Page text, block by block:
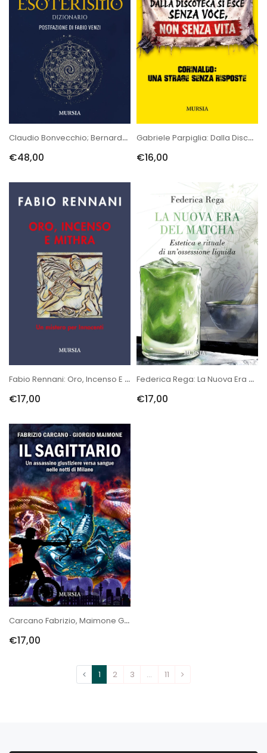
Claudio Bonvecchio; Bernardo Nante: Le Parole Dell’Esoterismo. Dizi...
€48,00
Gabriele Parpiglia: Dalla Discoteca Si Esce Senza Voce, Non Senza V...
€16,00
Fabio Rennani: Oro, Incenso E Mithra. Un Mistero Per Innocenti
€17,00
Federica Rega: La Nuova Era Del Matcha
€17,00
Carcano Fabrizio, Maimone Giorgio: Il Sagittario
€17,00
1 2 3 … 11